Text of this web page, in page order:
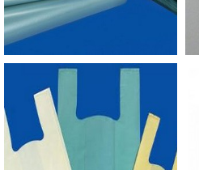
contratar a produção com
modernas e custos
fracionada, até em pequenas
saber mais informações,
orçamento..